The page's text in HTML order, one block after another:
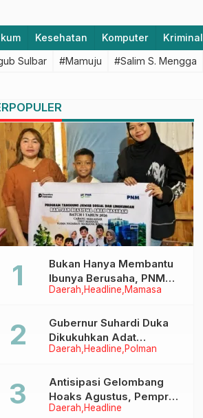
Kesehatan Komputer Kriminal
Sulbar #Mamuju #Salim S. Mengga
Daerah Headline Mamasa
Bukan Hanya Membantu
Ibunya Berusaha, PNM
Juga Menjaga Mimpi
Menggapai Cita-Cita
Daerah Headline Polman
Gubernur Suhardi Duka
Dikukuhkan Adat
Balanipa, Raih Gelar Sulo
Daerah Headline
Antisipasi Gelombang
Hoaks Agustus, Pemprov
Sulbar Ajak Warga Jaga